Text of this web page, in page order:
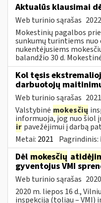
Aktualūs klausimai
Web turinio sąrašas
Mokestinių pagalbos
sunkumų turintiems nuo
nukentėjusiems
balandžio 30 d.
Kol tęsis
darbuotojų
Web turinio sąrašas
Valstybinė mokesčių
informuoja, jog nuo šiol
ir pavežėjimui į darbą
Metai: 2021 Pagrindinis:
Dėl mokesčių
gyventojus VMI
Web turinio sąrašas
2020 m. liepos 16 d.,
inspekcija (toliau – VMI)